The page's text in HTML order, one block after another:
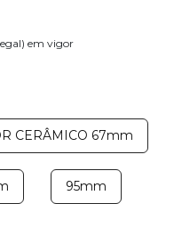
em vigor
CERÂMICO 67mm
95mm